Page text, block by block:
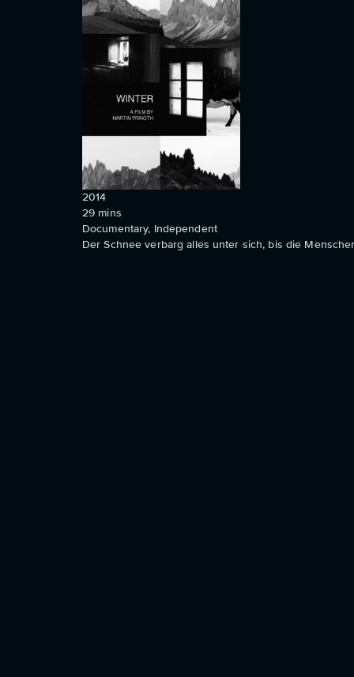
2014
29 mins
Documentary, Independent
Der Schnee verbarg alles unter sich, bis die